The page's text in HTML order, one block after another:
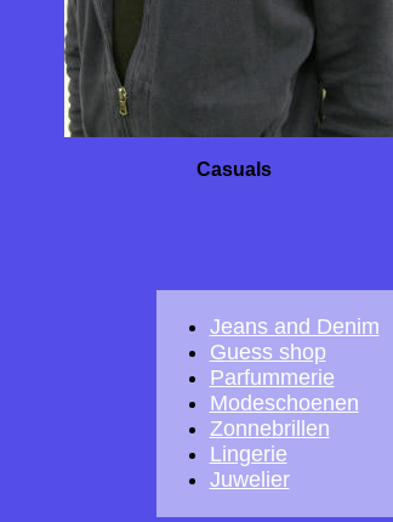
Casuals
Jeans and Denim
Guess shop
Parfummerie
Modeschoenen
Zonnebrillen
Lingerie
Juwelier